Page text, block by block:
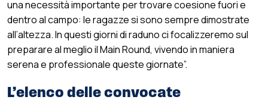
una necessità importante per trovare coesione fuori e
dentro al campo: le ragazze si sono sempre dimostrate
all’altezza. In questi giorni di raduno ci focalizzeremo sul
preparare al meglio il Main Round, vivendo in maniera
serena e professionale queste giornate”.
L’elenco delle convocate